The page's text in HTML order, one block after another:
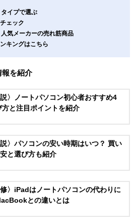
イプで選ぶ
ェック
気メーカーの売れ筋商品
キングはこちら
を紹介
説〉ノートパソコン初心者おすすめ4
方と注目ポイントを紹介
説〉パソコンの安い時期はいつ？ 買い
と選び方も紹介
修〉iPadはノートパソコンの代わりに
との違いとは